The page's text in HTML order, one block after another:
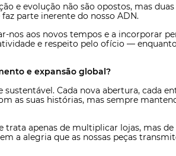
e evolução não são opostos, mas
parte inerente do nosso ADN.
aos novos tempos e a incorporar
e respeito pelo ofício —
e expansão global?
Cada nova abertura, cada
as suas histórias, mas sempre
trata apenas de multiplicar lojas, mas
a alegria que as nossas peças